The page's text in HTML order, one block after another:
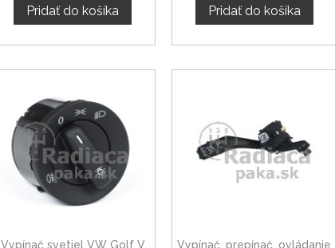
Pridať do košíka Pridať do košíka
Vypínač svetiel VW Golf V
Vypínač, prepínač, ovládanie